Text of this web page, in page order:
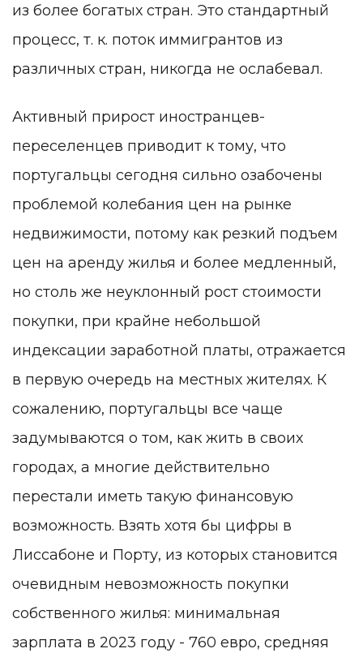
из более богатых стран. Это стандартный
процесс, т. к. поток иммигрантов из
различных стран, никогда не ослабевал.
Активный прирост иностранцев-
переселенцев приводит к тому, что
португальцы сегодня сильно озабочены
проблемой колебания цен на рынке
недвижимости, потому как резкий подъем
цен на аренду жилья и более медленный,
но столь же неуклонный рост стоимости
покупки, при крайне небольшой
индексации заработной платы, отражается
в первую очередь на местных жителях. К
сожалению, португальцы все чаще
задумываются о том, как жить в своих
городах, а многие действительно
перестали иметь такую финансовую
возможность. Взять хотя бы цифры в
Лиссабоне и Порту, из которых становится
очевидным невозможность покупки
собственного жилья: минимальная
зарплата в 2023 году - 760 евро, средняя